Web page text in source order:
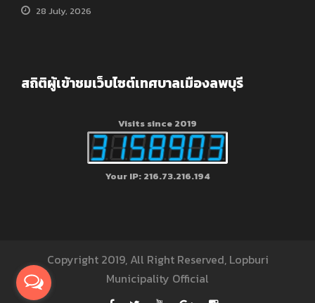
28 July, 2026
สถิติผู้เข้าชมเว็บไซต์เทศบาลเมืองลพบุรี
Visits since 2019
Your IP: 216.73.216.194
Copyright 2019, All Right Reserved, Lopburi
Municipality Official